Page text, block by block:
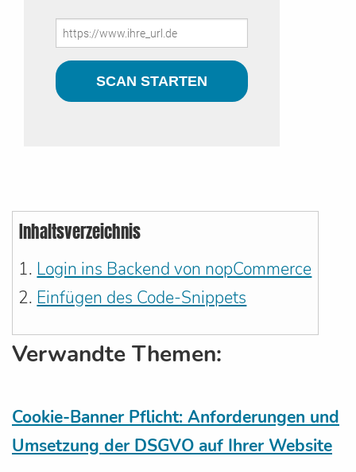
Inhaltsverzeichnis
Login ins Backend von nopCommerce
Einfügen des Code-Snippets
Verwandte Themen:
Cookie-Banner Pflicht: Anforderungen und
Umsetzung der DSGVO auf Ihrer Website